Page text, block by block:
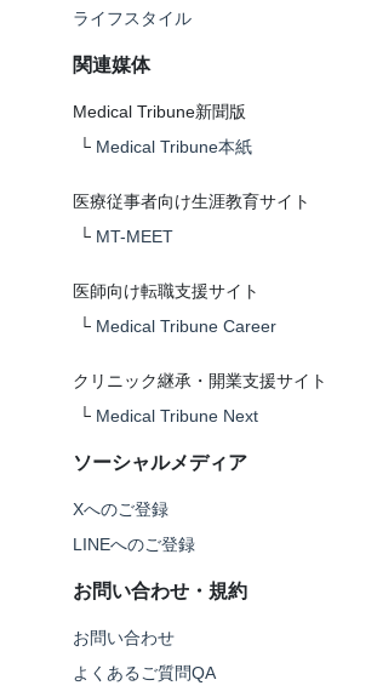
ライフスタイル
関連媒体
Medical Tribune新聞版
└ Medical Tribune本紙
医療従事者向け生涯教育サイト
└ MT-MEET
医師向け転職支援サイト
└ Medical Tribune Career
クリニック継承・開業支援サイト
└ Medical Tribune Next
ソーシャルメディア
Xへのご登録
LINEへのご登録
お問い合わせ・規約
お問い合わせ
よくあるご質問QA